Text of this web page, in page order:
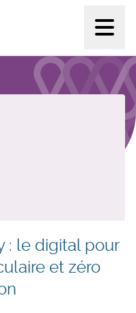
: le digital pour
et zéro